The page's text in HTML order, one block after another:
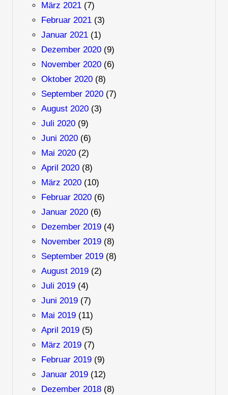
März 2021(7)
Februar 2021(3)
Januar 2021(1)
Dezember 2020(9)
November 2020(6)
Oktober 2020(8)
September 2020(7)
August 2020(3)
Juli 2020(9)
Juni 2020(6)
Mai 2020(2)
April 2020(8)
März 2020(10)
Februar 2020(6)
Januar 2020(6)
Dezember 2019(4)
November 2019(8)
September 2019(8)
August 2019(2)
Juli 2019(4)
Juni 2019(7)
Mai 2019(11)
April 2019(5)
März 2019(7)
Februar 2019(9)
Januar 2019(12)
Dezember 2018(8)